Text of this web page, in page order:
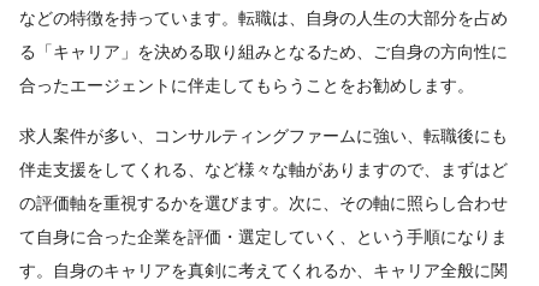
などの特徴を持っています。転職は、自身の人生の大部分を占め
る「キャリア」を決める取り組みとなるため、ご自身の方向性に
合ったエージェントに伴走してもらうことをお勧めします。
求人案件が多い、コンサルティングファームに強い、転職後にも
伴走支援をしてくれる、など様々な軸がありますので、まずはど
の評価軸を重視するかを選びます。次に、その軸に照らし合わせ
て自身に合った企業を評価・選定していく、という手順になりま
す。自身のキャリアを真剣に考えてくれるか、キャリア全般に関